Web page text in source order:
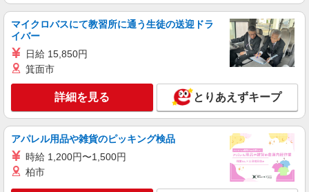
キープ 詳細を見る
アルバイト パート
アスケア訪問入浴 太白
看護師（訪問入浴）
時給1235円〜1335円 ※経験・能力による
アスケア訪問入浴 太白 宮城県仙台市太白区
富沢一丁目8番10号 ロジュマンⅡD棟105号室
キープ 詳細を見る
マイクロバスにて教習所に通う生徒の送迎ドラ
イバー
日給 15,850円
箕面市
詳細を見る とりあえずキープ
アパレル用品や雑貨のピッキング検品
時給 1,200円〜1,500円
柏市